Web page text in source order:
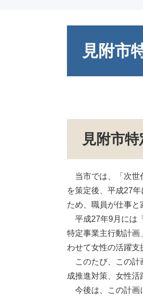
見附市
見附市
当市では、「次世
を策定後、平成27
ため、職員が仕事と
平成27年9月には
特定事業主行動計画
わせて女性の活躍支
このたび、この計
成推進対策、女性活
今後は、この計画